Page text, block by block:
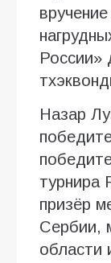
России»
Назар
турнира
призёр
Сербии,